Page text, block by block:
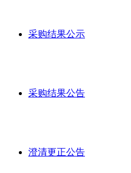
采购结果公示
采购结果公告
澄清更正公告